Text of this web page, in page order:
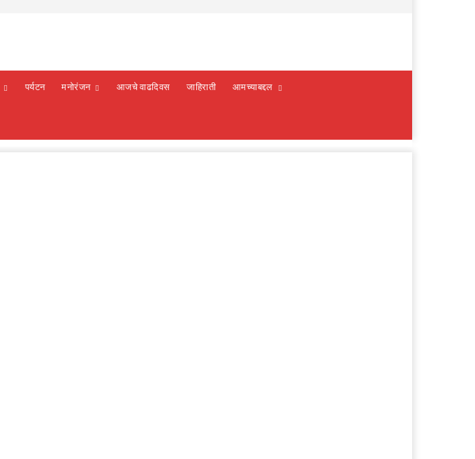
पर्यटन मनोरंजन आजचे वाढदिवस जाहिराती आमच्याबद्दल